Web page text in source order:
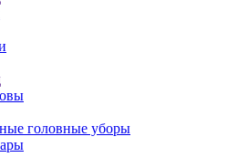
головные уборы